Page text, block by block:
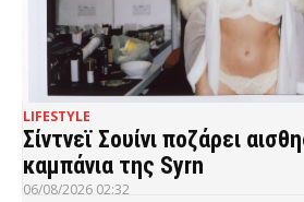
LIFESTYLE
Σίντνεϊ Σουίνι ποζάρει
καμπάνια της Syrn
06/08/2026 02:32